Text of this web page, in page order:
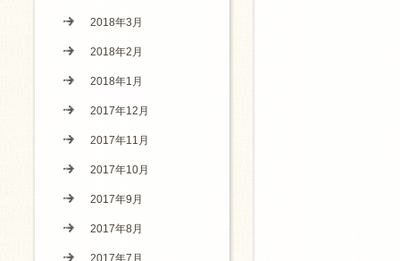
2018年3月
2018年2月
2018年1月
2017年12月
2017年11月
2017年10月
2017年9月
2017年8月
2017年7月